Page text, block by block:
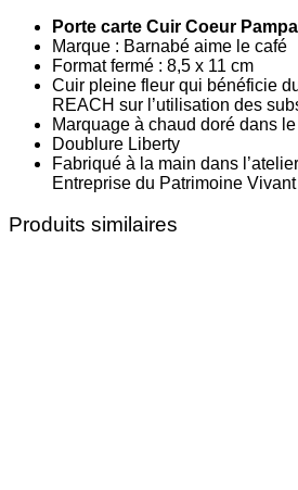
Porte carte Cuir Coeur Pampa
Marque : Barnabé aime le café
Format fermé : 8,5 x 11 cm
Cuir pleine fleur qui bénéficie
REACH sur l’utilisation des
Marquage à chaud doré dans
Doublure Liberty
Fabriqué à la main dans
Entreprise du Patrimoine Vivant
Produits similaires